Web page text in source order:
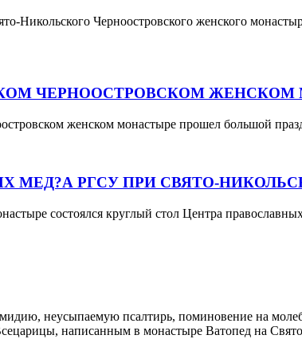
Никольского Черноостровского женского
ЧЕРНООСТРОВСКОМ
женском монастыре прошел большой
МЕД?А РГСУ ПРИ СВЯТО-
состоялся круглый стол Центра
неусыпаемую псалтирь, поминовение на
написанным в монастыре Ватопед на